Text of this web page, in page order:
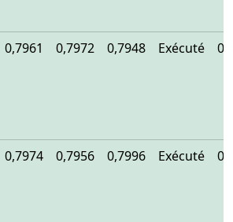
0,7961 0,7972 0,7948 Exécuté
0,7974 0,7956 0,7996 Exécuté